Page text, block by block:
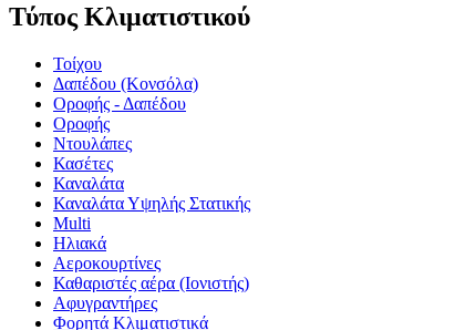
Τύπος Κλιματιστικού
Τοίχου
Δαπέδου (Κονσόλα)
Οροφής - Δαπέδου
Οροφής
Ντουλάπες
Κασέτες
Καναλάτα
Καναλάτα Υψηλής Στατικής
Multi
Ηλιακά
Αεροκουρτίνες
Καθαριστές αέρα (Ιονιστής)
Αφυγραντήρες
Φορητά Κλιματιστικά